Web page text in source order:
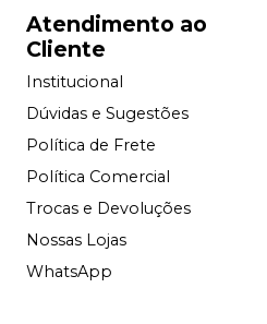
Atendimento ao
Cliente
Institucional
Dúvidas e Sugestões
Política de Frete
Política Comercial
Trocas e Devoluções
Nossas Lojas
WhatsApp